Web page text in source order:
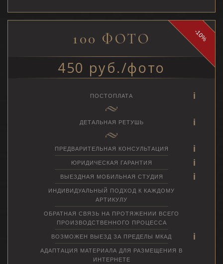
-10%
100 ФОТО
450 руб./фото
ПОСТОПЛАТА
ДЕТАЛЬНАЯ РЕТУШЬ
ПРЕДВАРИТЕЛЬНАЯ КОНСУЛЬТАЦИЯ
ЮРИДИЧЕСКАЯ ГАРАНТИЯ
ВЫЕЗДНАЯ МОБИЛЬНАЯ СТУДИЯ
ИНДИВИДУАЛЬНЫЙ ПОДХОД К КАЖДОМУ
АРТИКУЛУ
ОБРАТНАЯ СВЯЗЬ НА ПРОТЯЖЕНИИ ВСЕГО
ПРОИЗВОДСТВЕННОГО ПРОЦЕССА
ВОЗМОЖЕН ВЫЕЗД ЗА ПРЕДЕЛЫ МКАД
АДАПТАЦИЯ МАТЕРИАЛА ДЛЯ РАЗМЕЩЕНИЯ В
ИНТЕРНЕТЕ